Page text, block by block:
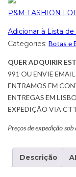
P&M FASHION
Adicionar à Lista
Categories: Botas e
QUER ADQUIRIR
991 OU ENVIE
ENTRAMOS EM
ENTREGAS EM
EXPEDIÇÃO VIA
Preços de expedição sob
Descrição